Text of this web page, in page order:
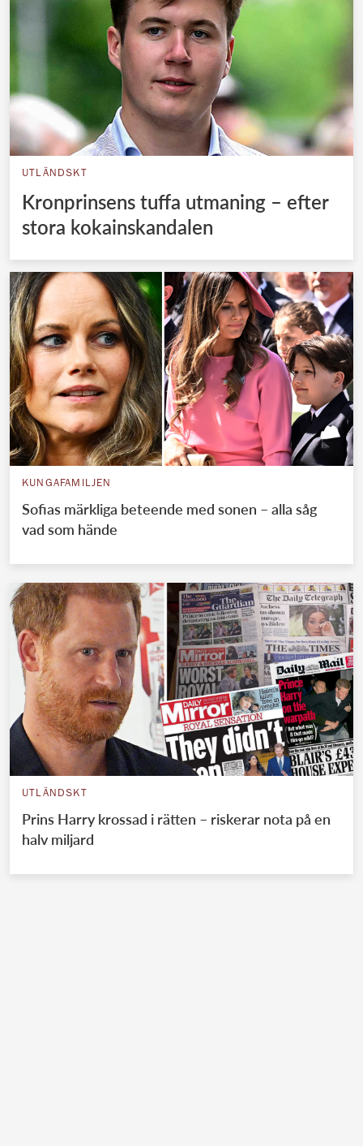
UTLÄNDSKT
Kronprinsens tuffa utmaning – efter
stora kokainskandalen
KUNGAFAMILJEN
Sofias märkliga beteende med sonen – alla såg
vad som hände
UTLÄNDSKT
Prins Harry krossad i rätten – riskerar nota på en
halv miljard